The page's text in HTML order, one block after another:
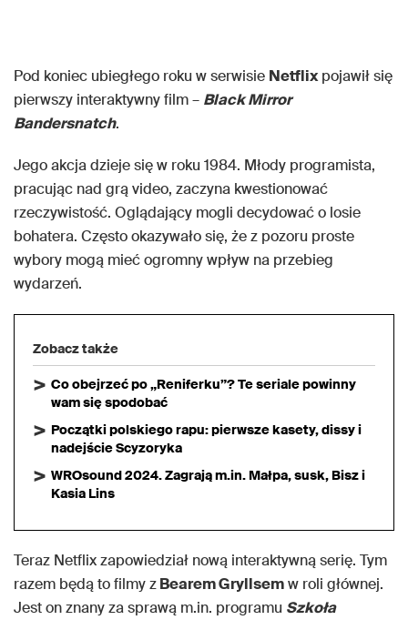
Pod koniec ubiegłego roku w serwisie Netflixpojawił się
pierwszy interaktywny film – Black Mirror
Bandersnatch.
Jego akcja dzieje się w roku 1984. Młody programista,
pracując nad grą video, zaczyna kwestionować
rzeczywistość. Oglądający mogli decydować o losie
bohatera. Często okazywało się, że z pozoru proste
wybory mogą mieć ogromny wpływ na przebieg
wydarzeń.
Zobacz także
Co obejrzeć po „Reniferku”? Te seriale powinny
wam się spodobać
Początki polskiego rapu: pierwsze kasety, dissy i
nadejście Scyzoryka
WROsound 2024. Zagrają m.in. Małpa, susk, Bisz i
Kasia Lins
Teraz Netflix zapowiedział nową interaktywną serię. Tym
razem będą to filmy zBearem Gryllsemw roli głównej.
Jest on znany za sprawą m.in. programu Szkoła